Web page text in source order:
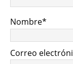
Nombre*
Correo